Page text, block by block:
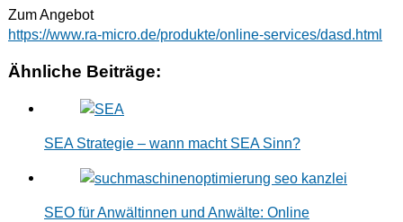
Zum Angebot
https://www.ra-micro.de/produkte/online-services/dasd.html
Ähnliche Beiträge:
SEA Strategie – wann macht SEA Sinn?
SEO für Anwältinnen und Anwälte: Online